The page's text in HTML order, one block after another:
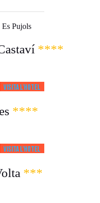
Pujols
****
Visita l’HOTEL
****
Visita l’HOTEL
***